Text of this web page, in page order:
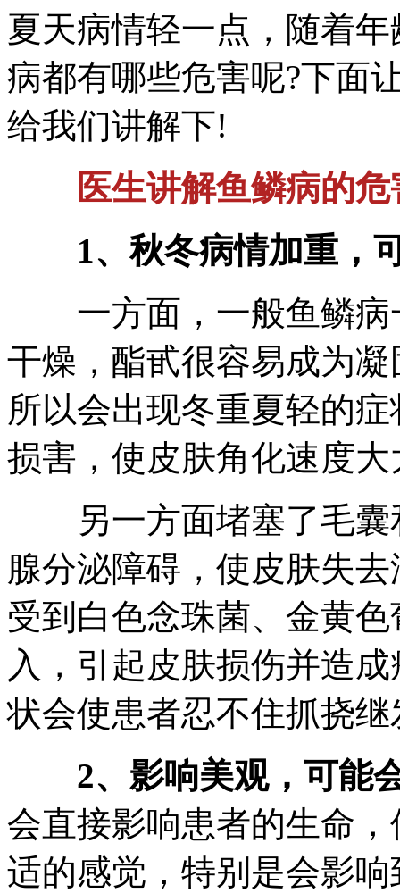
夏天病情轻一点，随着
病都有哪些危害呢?下面
给我们讲解下!
医生讲解鱼鳞病的危
1、秋冬病情加重，
一方面，一般鱼鳞病
干燥，酯甙很容易成为
所以会出现冬重夏轻的
损害，使皮肤角化速度
另一方面堵塞了毛囊
腺分泌障碍，使皮肤失
受到白色念珠菌、金黄
入，引起皮肤损伤并造
状会使患者忍不住抓挠
2、影响美观，可能
会直接影响患者的生命
适的感觉，特别是会影